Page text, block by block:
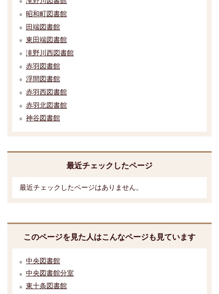
昭和町図書館
田端図書館
東田端図書館
滝野川西図書館
赤羽図書館
浮間図書館
赤羽西図書館
赤羽北図書館
神谷図書館
最近チェックしたページ
最近チェックしたページはありません。
このページを見た人はこんなページも見ています
中央図書館
中央図書館分室
東十条図書館